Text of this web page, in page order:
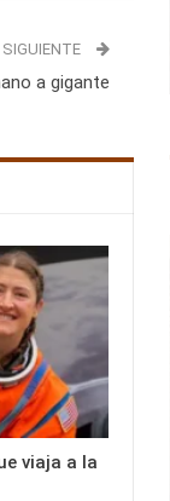
SIGUIENTE
a gigante
viaja a la